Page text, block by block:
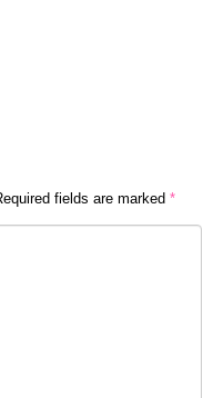
fields are marked *